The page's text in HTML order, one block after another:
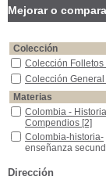
Mejorar o
Colección
Colección Folletos
Colección Folletos
Colección General
Colección General
Materias
Colombia - Historia -
Colombia -
Compendios [2]
Colombia-historia-
Colombia-historia-
enseñanza
Bogotá -Historia
Bogotá -Historia
Dirección